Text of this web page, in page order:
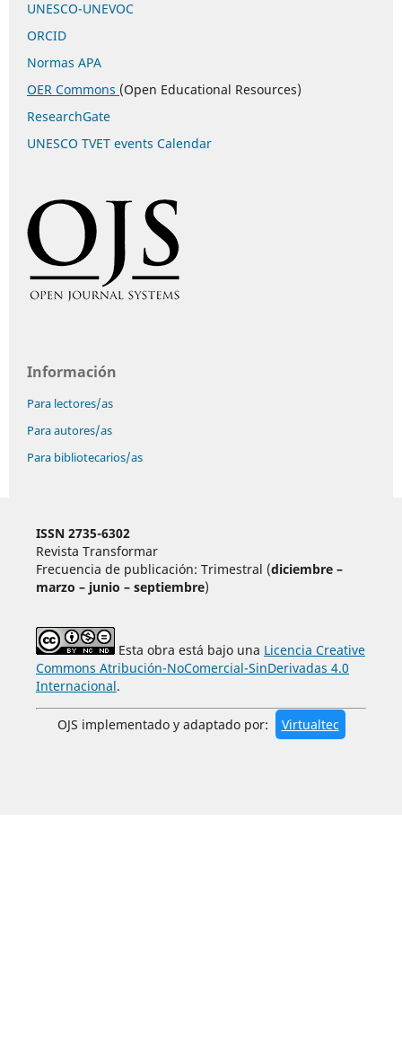
UNESCO-UNEVOC
ORCID
Normas APA
OER Commons (Open Educational Resources)
ResearchGate
UNESCO TVET events Calendar
Información
Para lectores/as
Para autores/as
Para bibliotecarios/as
ISSN 2735-6302
Revista Transformar
Frecuencia de publicación: Trimestral (diciembre –
marzo – junio – septiembre)
Esta obra está bajo una Licencia Creative
Commons Atribución-NoComercial-SinDerivadas 4.0
Internacional.
OJS implementado y adaptado por: Virtualtec